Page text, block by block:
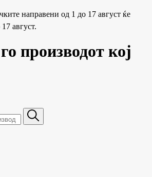
направени од 1 до 17 август ќе
август.
производот кој